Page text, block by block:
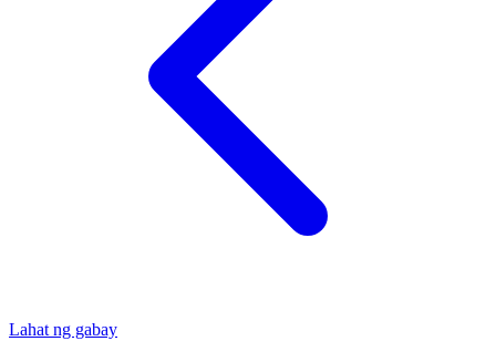
Lahat ng gabay